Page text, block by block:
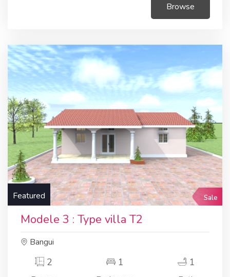
Browse
Featured Sale
Modele 3 : Type villa T2
Bangui
2 1 1